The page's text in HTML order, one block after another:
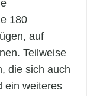
180
auf
Teilweise
die sich auch
ein weiteres